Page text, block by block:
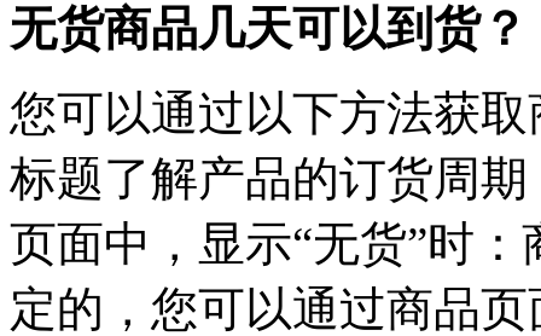
无货商品几天可以到货？
您可以通过以下方法获
标题了解产品的订货周
页面中，显示“无货”时
定的，您可以通过商品